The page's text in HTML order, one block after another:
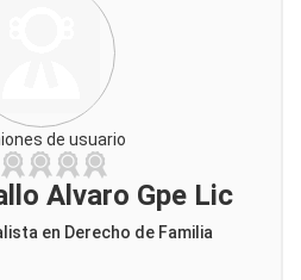
de usuario
Alvaro Gpe Lic
en Derecho de Familia